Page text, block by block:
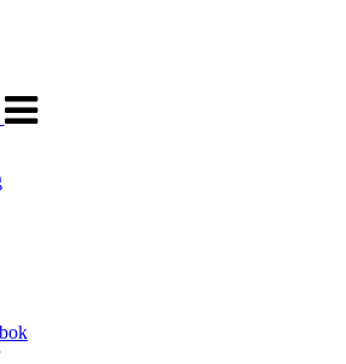
navigasjon